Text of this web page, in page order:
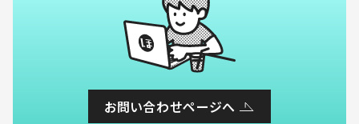
お問い合わせページへ